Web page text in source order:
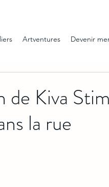
Artventures Devenir
de Kiva
la rue